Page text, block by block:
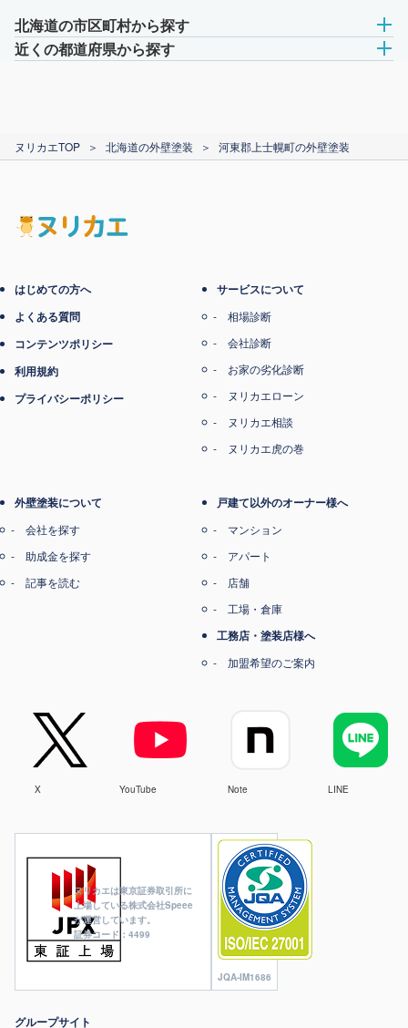
北海道の市区町村から探す
近くの都道府県から探す
ヌリカエTOP ＞ 北海道の外壁塗装 ＞ 河東郡上士幌町の外壁塗装
ヌリカエは東京証券取引所に
上場している株式会社Speee
が運営しています。
証券コード：4499
JQA-IM1686
はじめての方へ
よくある質問
コンテンツポリシー
利用規約
プライバシーポリシー
サービスについて
相場診断
会社診断
お家の劣化診断
ヌリカエローン
ヌリカエ相談
ヌリカエ虎の巻
外壁塗装について
会社を探す
助成金を探す
記事を読む
戸建て以外のオーナー様へ
マンション
アパート
店舗
工場・倉庫
工務店・塗装店様へ
加盟希望のご案内
X YouTube Note LINE
グループサイト